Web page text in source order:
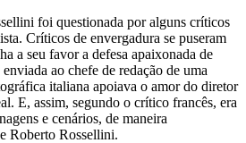
foi questionada por alguns críticos
Críticos de envergadura se puseram
a seu favor a defesa apaixonada de
ao chefe de redação de uma
italiana apoiava o amor do diretor
E, assim, segundo o crítico francês, era
e cenários, de maneira
Roberto Rossellini.